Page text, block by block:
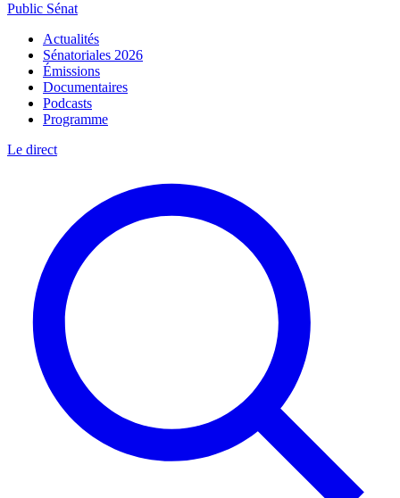
Public Sénat
Actualités
Sénatoriales 2026
Émissions
Documentaires
Podcasts
Programme
Le direct